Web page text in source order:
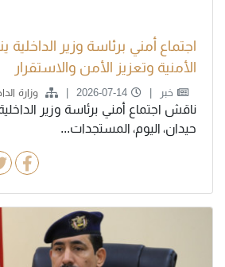
اجتماع أمني برئاسة وزير
الأمنية وتعزيز الأمن والاستقرار
خبر 2026-07-14 وزارة
ناقش اجتماع أمني برئاسة وزير الداخلية
حيدان، اليوم، المستجدات...